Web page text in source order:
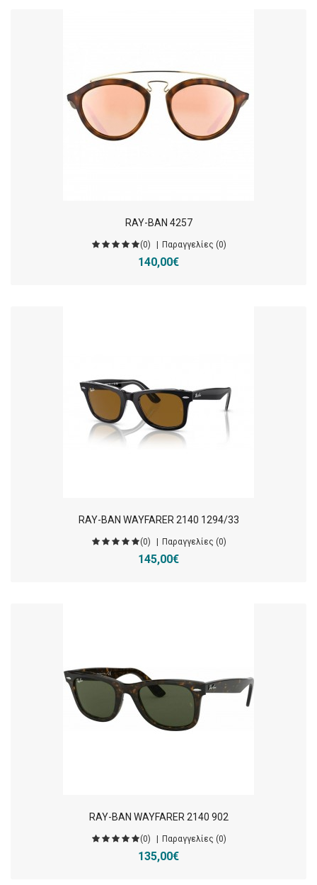
RAY-BAN 4257
(0) Παραγγελίες (0)
140,00€
RAY-BAN WAYFARER 2140 1294/33
(0) Παραγγελίες (0)
145,00€
RAY-BAN WAYFARER 2140 902
(0) Παραγγελίες (0)
135,00€